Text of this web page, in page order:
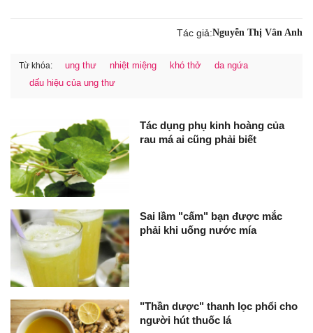
Tác giả:Nguyễn Thị Vân Anh
Từ khóa: ung thư nhiệt miệng khó thở
da ngứa
dấu hiệu của ung thư
Tác dụng phụ kinh hoàng của
rau má ai cũng phải biết
Sai lầm "cấm" bạn được mắc
phải khi uống nước mía
"Thần dược" thanh lọc phổi cho
người hút thuốc lá